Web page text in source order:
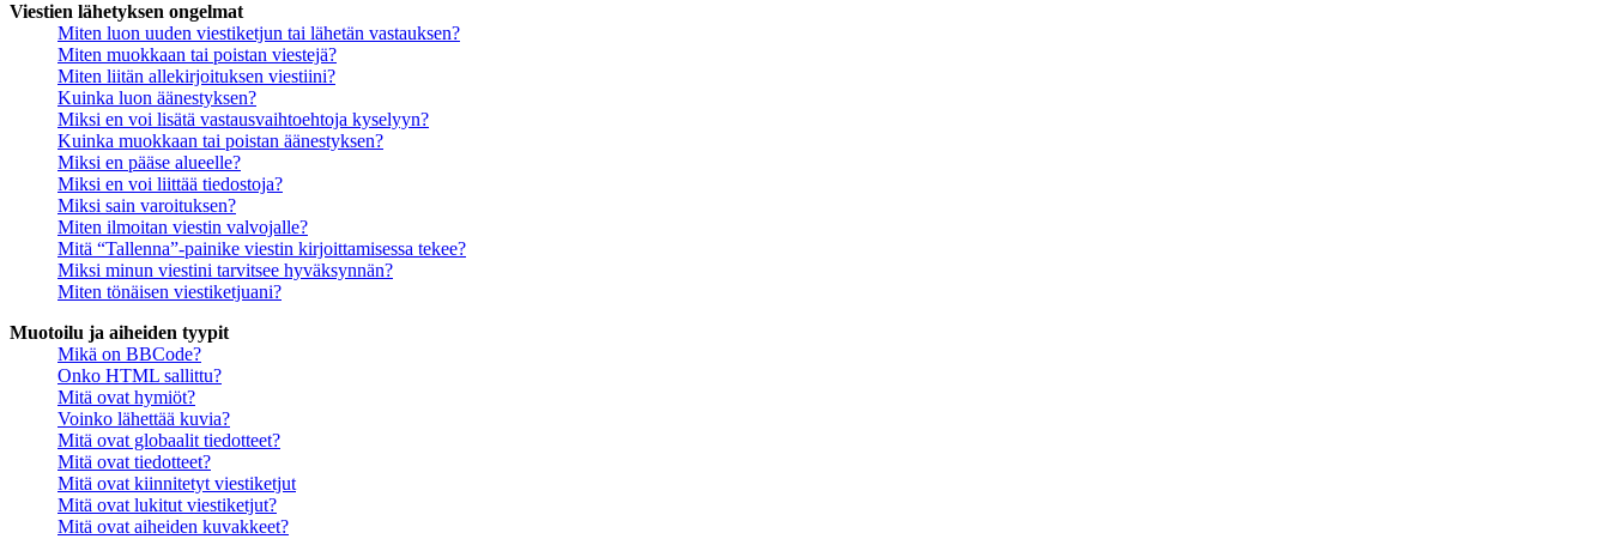
Viestien lähetyksen ongelmat
Miten luon uuden viestiketjun tai lähetän vastauksen?
Miten muokkaan tai poistan viestejä?
Miten liitän allekirjoituksen viestiini?
Kuinka luon äänestyksen?
Miksi en voi lisätä vastausvaihtoehtoja kyselyyn?
Kuinka muokkaan tai poistan äänestyksen?
Miksi en pääse alueelle?
Miksi en voi liittää tiedostoja?
Miksi sain varoituksen?
Miten ilmoitan viestin valvojalle?
Mitä “Tallenna”-painike viestin kirjoittamisessa tekee?
Miksi minun viestini tarvitsee hyväksynnän?
Miten tönäisen viestiketjuani?
Muotoilu ja aiheiden tyypit
Mikä on BBCode?
Onko HTML sallittu?
Mitä ovat hymiöt?
Voinko lähettää kuvia?
Mitä ovat globaalit tiedotteet?
Mitä ovat tiedotteet?
Mitä ovat kiinnitetyt viestiketjut
Mitä ovat lukitut viestiketjut?
Mitä ovat aiheiden kuvakkeet?